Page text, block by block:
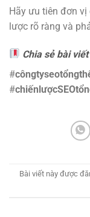
Hãy ưu tiên đơn
lược rõ ràng và
Chia sẻ bài
#
#
Bài viết này được